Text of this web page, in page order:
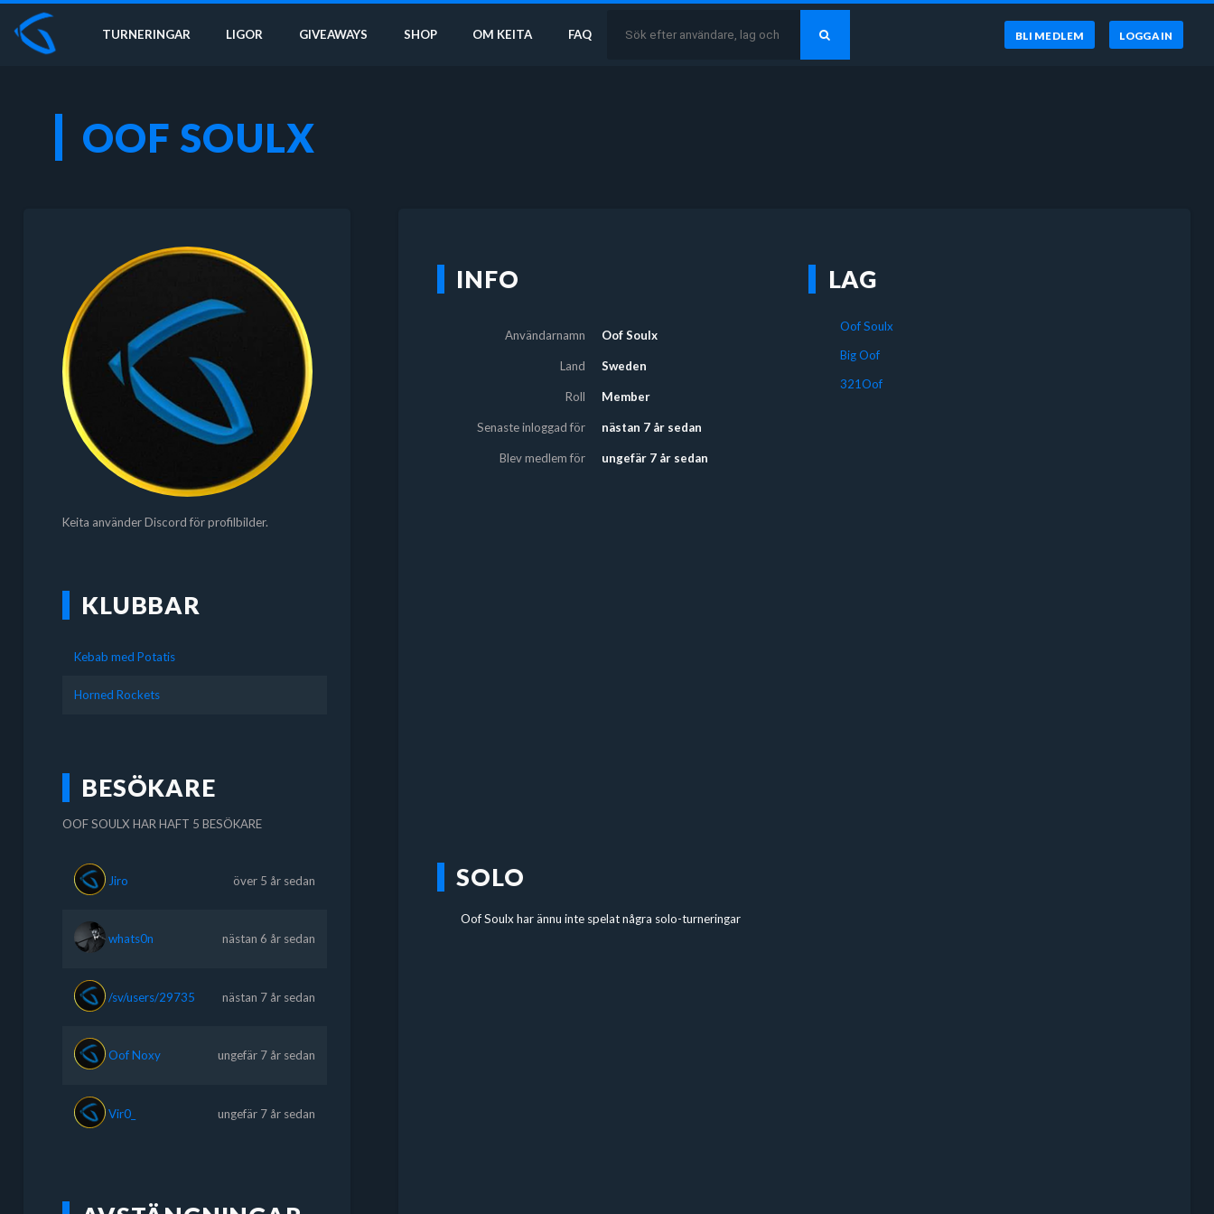
TURNERINGAR LIGOR GIVEAWAYS SHOP OM KEITA FAQ BLI MEDLEM LOGGA IN
OOF SOULX
Keita använder Discord för profilbilder.
KLUBBAR
Kebab med Potatis
Horned Rockets
BESÖKARE
OOF SOULX HAR HAFT 5 BESÖKARE
Jiro över 5 år sedan
whats0n nästan 6 år sedan
/sv/users/29735 nästan 7 år sedan
Oof Noxy ungefär 7 år sedan
Vir0_ ungefär 7 år sedan
INFO
Användarnamn Oof Soulx
Land Sweden
Roll Member
Senaste inloggad för nästan 7 år sedan
Blev medlem för ungefär 7 år sedan
LAG
Oof Soulx
Big Oof
321Oof
SOLO
Oof Soulx har ännu inte spelat några solo-turneringar